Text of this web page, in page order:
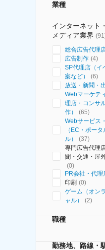
業種
インターネット
メディア業界 (91
総合広告代理
広告制作 (4)
SP代理店（イ
案など）
(6)
放送・新聞・
Webマーケテ
理店・コンサ
作）
(65)
Webサービス
（EC・ポー
ル）
(37)
専門広告代理
聞・交通・屋
(0)
PR会社・代理
印刷 (0)
ゲーム（オン
ャル）
(2)
職種
勤務地、路線・